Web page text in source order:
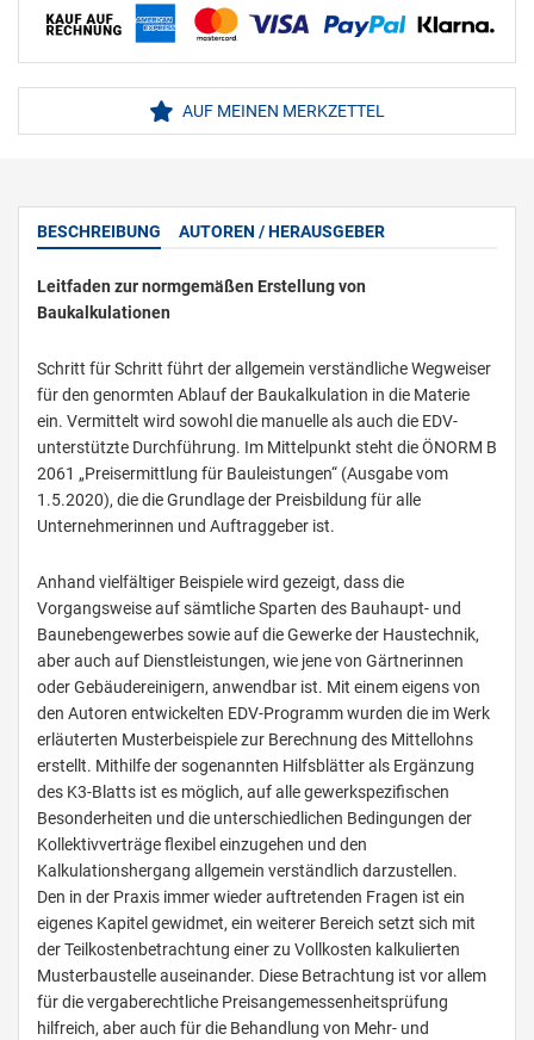
AUF MEINEN MERKZETTEL
BESCHREIBUNG AUTOREN / HERAUSGEBER
Leitfaden zur normgemäßen Erstellung von
Baukalkulationen
Schritt für Schritt führt der allgemein verständliche Wegweiser
für den genormten Ablauf der Baukalkulation in die Materie
ein. Vermittelt wird sowohl die manuelle als auch die EDV-
unterstützte Durchführung. Im Mittelpunkt steht die ÖNORM B
2061 „Preisermittlung für Bauleistungen“ (Ausgabe vom
1.5.2020), die die Grundlage der Preisbildung für alle
Unternehmerinnen und Auftraggeber ist.
Anhand vielfältiger Beispiele wird gezeigt, dass die
Vorgangsweise auf sämtliche Sparten des Bauhaupt- und
Baunebengewerbes sowie auf die Gewerke der Haustechnik,
aber auch auf Dienstleistungen, wie jene von Gärtnerinnen
oder Gebäudereinigern, anwendbar ist. Mit einem eigens von
den Autoren entwickelten EDV-Programm wurden die im Werk
erläuterten Musterbeispiele zur Berechnung des Mittellohns
erstellt. Mithilfe der sogenannten Hilfsblätter als Ergänzung
des K3-Blatts ist es möglich, auf alle gewerkspezifischen
Besonderheiten und die unterschiedlichen Bedingungen der
Kollektivverträge flexibel einzugehen und den
Kalkulationshergang allgemein verständlich darzustellen.
Den in der Praxis immer wieder auftretenden Fragen ist ein
eigenes Kapitel gewidmet, ein weiterer Bereich setzt sich mit
der Teilkostenbetrachtung einer zu Vollkosten kalkulierten
Musterbaustelle auseinander. Diese Betrachtung ist vor allem
für die vergaberechtliche Preisangemessenheitsprüfung
hilfreich, aber auch für die Behandlung von Mehr- und